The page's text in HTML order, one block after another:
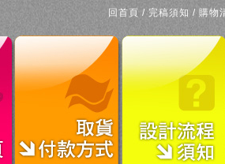
回首頁 /完稿須知 / 購物